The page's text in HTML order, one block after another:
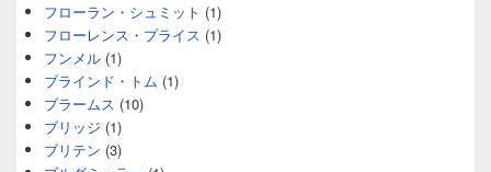
フローラン・シュミット (1)
フローレンス・プライス (1)
フンメル (1)
ブラインド・トム (1)
ブラームス (10)
ブリッジ (1)
ブリテン (3)